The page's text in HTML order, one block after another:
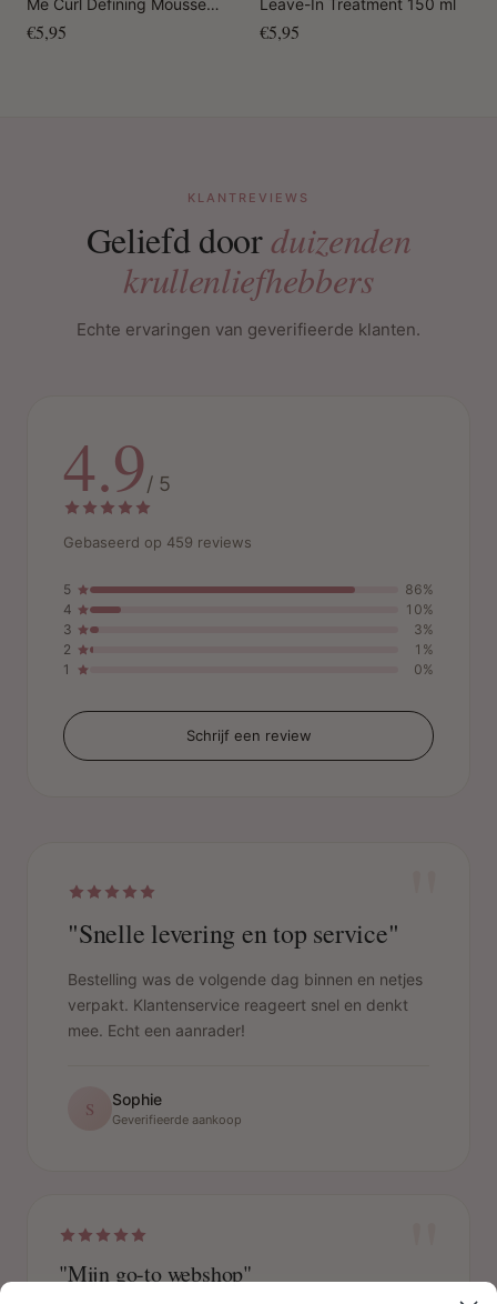
Me Curl Defining Mousse
207 ml
€5,95
Leave-In Treatment 150 ml
€5,95
KLANTREVIEWS
Geliefd doorduizenden
krullenliefhebbers
Echte ervaringen van geverifieerde klanten.
4.9/ 5
Gebaseerd op 459 reviews
5
86%
4
10%
3
3%
2
1%
1
0%
Schrijf een review
"Snelle levering en top service"
Bestelling was de volgende dag binnen en netjes
verpakt. Klantenservice reageert snel en denkt
mee. Echt een aanrader!
S Sophie
Geverifieerde aankoop
"
"Mijn go-to webshop"